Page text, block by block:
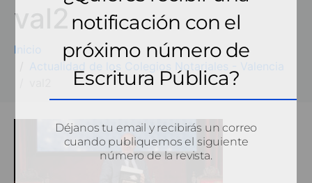
val2
Inicio
Actualidad de los Colegios Notariales - Valencia
notificación con el
próximo número de
Escritura Pública?
Déjanos tu email y recibirás un correo
cuando publiquemos el siguiente
número de la revista.